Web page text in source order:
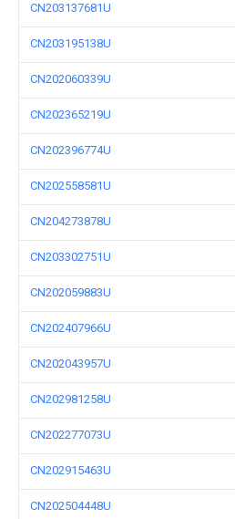
CN203137681U
CN203195138U
CN202060339U
CN202365219U
CN202396774U
CN202558581U
CN204273878U
CN203302751U
CN202059883U
CN202407966U
CN202043957U
CN202981258U
CN202277073U
CN202915463U
CN202504448U